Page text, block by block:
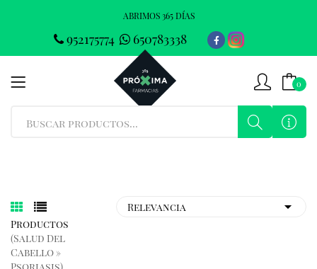
ABRIMOS 365 DÍAS
952175774 650783338
0
Productos
(salud Del
Cabello »